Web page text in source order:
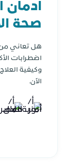
ادمان
صحة
هل تعاني
اضطرابات
وكيفية
الآن.